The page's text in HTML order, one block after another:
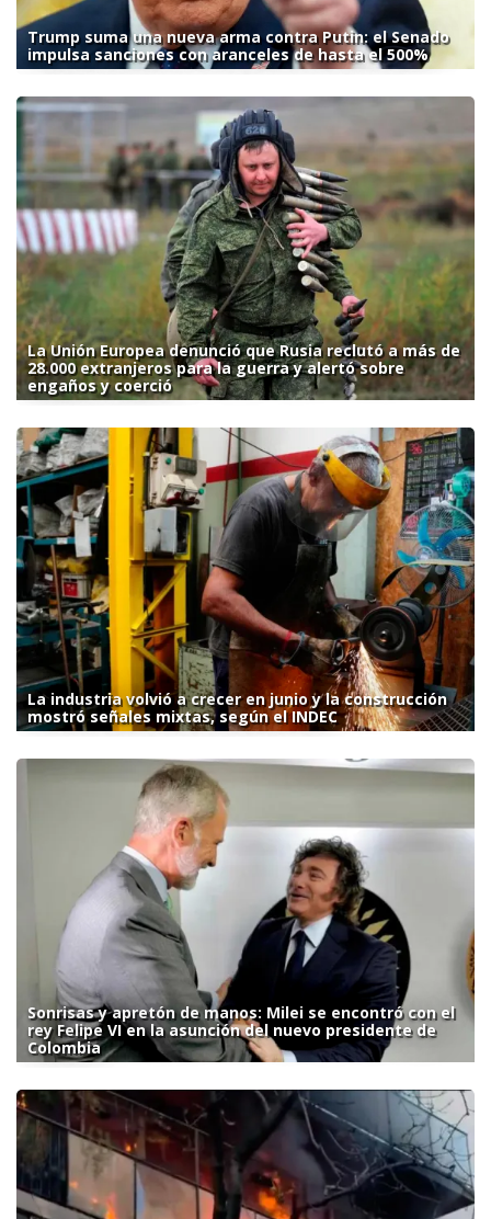
Trump suma una nueva arma contra Putin: el Senado
impulsa sanciones con aranceles de hasta el 500%
La Unión Europea denunció que Rusia reclutó a más de
28.000 extranjeros para la guerra y alertó sobre
engaños y coerció
La industria volvió a crecer en junio y la construcción
mostró señales mixtas, según el INDEC
Sonrisas y apretón de manos: Milei se encontró con el
rey Felipe VI en la asunción del nuevo presidente de
Colombia